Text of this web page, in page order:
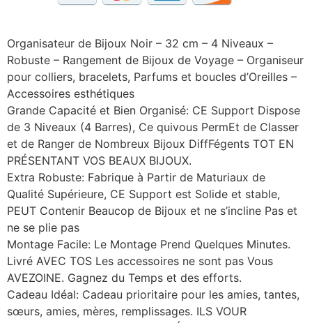
Organisateur de Bijoux Noir – 32 cm – 4 Niveaux –
Robuste – Rangement de Bijoux de Voyage – Organiseur
pour colliers, bracelets, Parfums et boucles d’Oreilles –
Accessoires esthétiques
Grande Capacité et Bien Organisé: CE Support Dispose
de 3 Niveaux (4 Barres), Ce quivous PermEt de Classer
et de Ranger de Nombreux Bijoux DiffFégents TOT EN
PRÉSENTANT VOS BEAUX BIJOUX.
Extra Robuste: Fabrique à Partir de Maturiaux de
Qualité Supérieure, CE Support est Solide et stable,
PEUT Contenir Beaucop de Bijoux et ne s’incline Pas et
ne se plie pas
Montage Facile: Le Montage Prend Quelques Minutes.
Livré AVEC TOS Les accessoires ne sont pas Vous
AVEZOINE. Gagnez du Temps et des efforts.
Cadeau Idéal: Cadeau prioritaire pour les amies, tantes,
sœurs, amies, mères, remplissages. ILS VOUR